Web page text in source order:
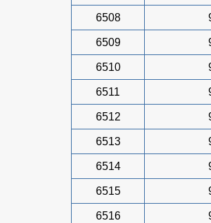
6508
6509
6510
6511
6512
6513
6514
6515
6516